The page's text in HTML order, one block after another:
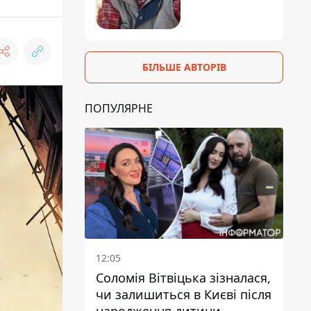
БІЛЬШЕ АВТОРІВ
ПОПУЛЯРНЕ
12:05
Соломія Вітвіцька зізналася,
чи залишиться в Києві після